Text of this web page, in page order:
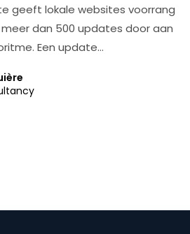
geeft lokale websites voorrang
dan 500 updates door aan
Een update…